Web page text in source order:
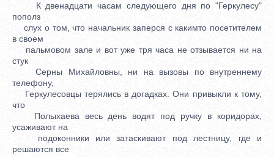
К двенадцати часам следующего дня по "Геркулесу"
пополз
слух о том, что начальник заперся с какимто посетителем
в своем
пальмовом зале и вот уже тря часа не отзывается ни на
стук
Серны Михайловны, ни на вызовы по внутреннему
телефону,
Геркулесовцы терялись в догадках. Они привыкли к тому,
что
Полыхаева весь день водят под ручку в коридорах,
усаживают на
подоконники или затаскивают под лестницу, где и
решаются все